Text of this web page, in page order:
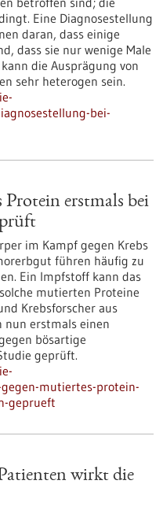
Eine Diagnosestellung
daran, dass einige
dass sie nur wenige Male
die Ausprägung von
sehr heterogen sein.
bei-
erstmals bei
im Kampf gegen Krebs
führen häufig zu
Ein Impfstoff kann das
mutierten Proteine
Krebsforscher aus
nun erstmals einen
bösartige
geprüft.
mutiertes-protein-
geprueft
wirkt die